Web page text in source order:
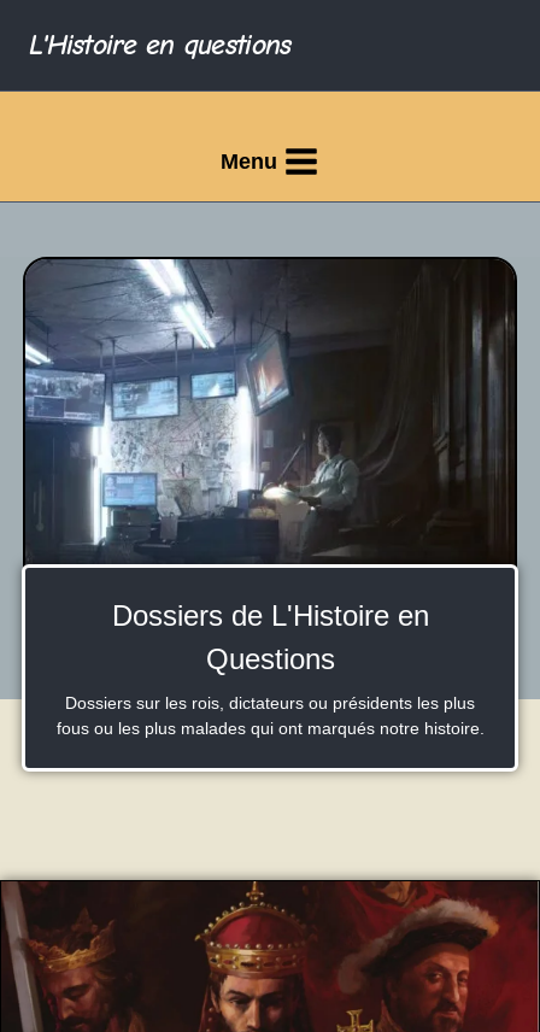
L'Histoire en questions
Menu
Dossiers de L'Histoire en
Questions
Dossiers sur les rois, dictateurs ou présidents les plus
fous ou les plus malades qui ont marqués notre histoire.